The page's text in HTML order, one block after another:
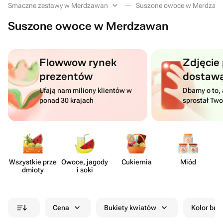
Smaczne zestawy w Merdzawan Suszone owoce w
Suszone owoce w Merdzawan
Flowwow rynek
prezentów
Ufają nam miliony klientów w
ponad 30 krajach
Dbamy o to,
sprostał
Wszystkie prze​
dmioty
Owoce, jagody
i soki
Cukiernia Miód
Cena Bukiety kwiatów Kolor